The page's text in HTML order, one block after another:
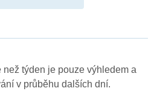
týden je pouze výhledem a
v průběhu dalších dní.